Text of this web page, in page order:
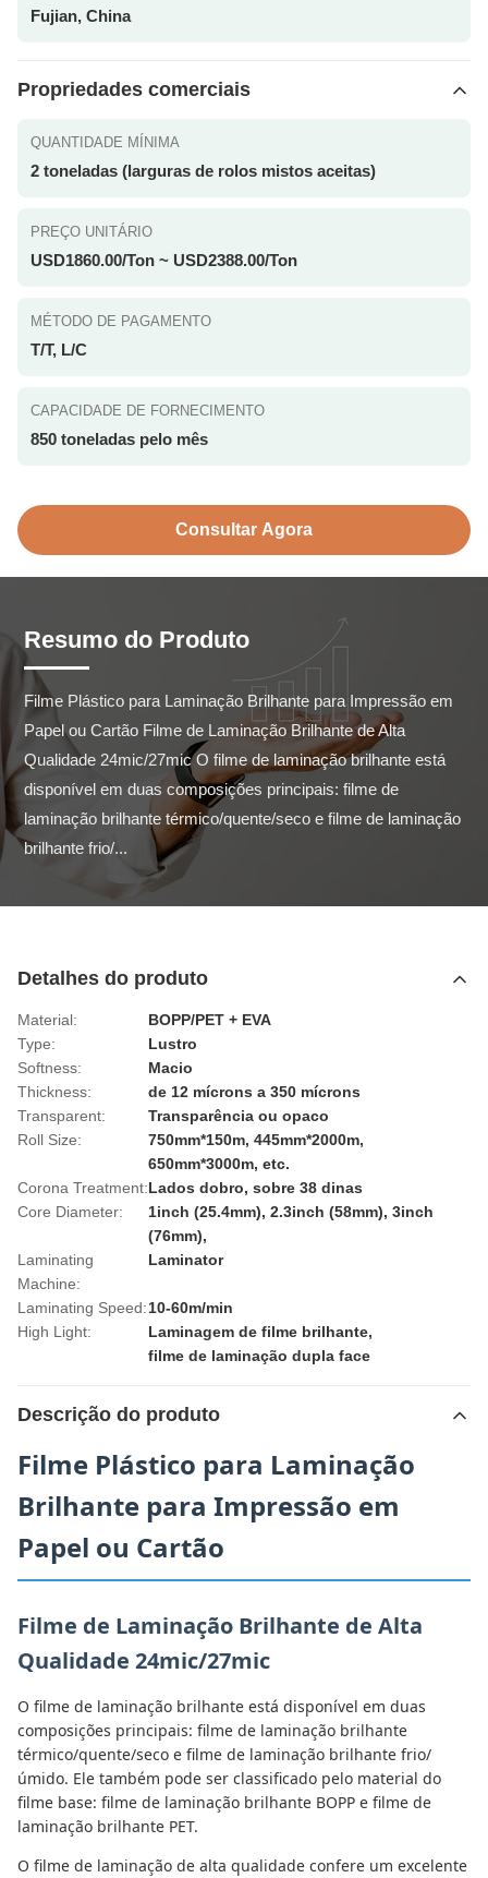
Fujian, China
Propriedades comerciais
QUANTIDADE MÍNIMA
2 toneladas (larguras de rolos mistos aceitas)
PREÇO UNITÁRIO
USD1860.00/Ton ~ USD2388.00/Ton
MÉTODO DE PAGAMENTO
T/T, L/C
CAPACIDADE DE FORNECIMENTO
850 toneladas pelo mês
Consultar Agora
Resumo do Produto
Filme Plástico para Laminação Brilhante para Impressão em
Papel ou Cartão Filme de Laminação Brilhante de Alta
Qualidade 24mic/27mic O filme de laminação brilhante está
disponível em duas composições principais: filme de
laminação brilhante térmico/quente/seco e filme de laminação
brilhante frio/...
Detalhes do produto
Material:
BOPP/PET + EVA
Type:
Lustro
Softness:
Macio
Thickness:
de 12 mícrons a 350 mícrons
Transparent:
Transparência ou opaco
Roll Size:
750mm*150m, 445mm*2000m,
650mm*3000m, etc.
Corona Treatment:Lados dobro, sobre 38 dinas
Core Diameter:
1inch (25.4mm), 2.3inch (58mm), 3inch
(76mm),
Laminating
Machine:
Laminator
Laminating Speed:10-60m/min
High Light:
Laminagem de filme brilhante,
filme de laminação dupla face
Descrição do produto
Filme Plástico para Laminação
Brilhante para Impressão em
Papel ou Cartão
Filme de Laminação Brilhante de Alta
Qualidade 24mic/27mic
O filme de laminação brilhante está disponível em duas
composições principais: filme de laminação brilhante
térmico/quente/seco e filme de laminação brilhante frio/
úmido. Ele também pode ser classificado pelo material do
filme base: filme de laminação brilhante BOPP e filme de
laminação brilhante PET.
O filme de laminação de alta qualidade confere um excelente